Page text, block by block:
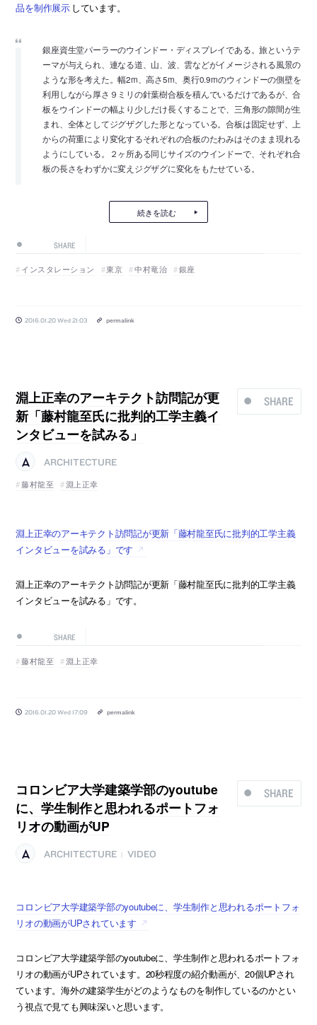
品を制作展示 しています。
銀座資生堂パーラーのウインドー・ディスプレイである。旅というテ
ーマが与えられ、連なる道、山、波、雲などがイメージされる風景の
ような形を考えた。幅2m、高さ5m、奥行0.9mのウィンドーの側壁を
利用しながら厚さ９ミリの針葉樹合板を積んでいるだけであるが、合
板をウインドーの幅より少しだけ長くすることで、三角形の隙間が生
まれ、全体としてジグザグした形となっている。合板は固定せず、上
からの荷重により変化するそれぞれの合板のたわみはそのまま現れる
ようにしている。２ヶ所ある同じサイズのウインドーで、それぞれ合
板の長さをわずかに変えジグザグに変化をもたせている。
続きを読む
SHARE
インスタレーション 東京 中村竜治 銀座
2016.01.20 Wed 21:03 permalink
SHARE
淵上正幸のアーキテクト訪問記が更
新「藤村龍至氏に批判的工学主義イ
ンタビューを試みる」
ARCHITECTURE
藤村龍至
淵上正幸
淵上正幸のアーキテクト訪問記が更新「藤村龍至氏に批判的工学主義
インタビューを試みる」です
淵上正幸のアーキテクト訪問記が更新「藤村龍至氏に批判的工学主義
インタビューを試みる」です。
SHARE
藤村龍至 淵上正幸
2016.01.20 Wed 17:09 permalink
SHARE
コロンビア大学建築学部のyoutube
に、学生制作と思われるポートフォ
リオの動画がUP
ARCHITECTURE VIDEO
コロンビア大学建築学部のyoutubeに、学生制作と思われるポートフォ
リオの動画がUPされています
コロンビア大学建築学部のyoutubeに、学生制作と思われるポートフォ
リオの動画がUPされています。20秒程度の紹介動画が、20個UPされ
ています。海外の建築学生がどのようなものを制作しているのかとい
う視点で見ても興味深いと思います。